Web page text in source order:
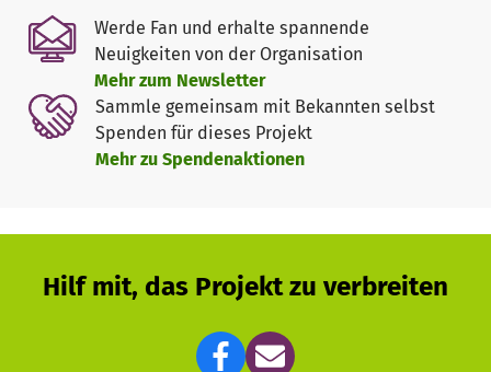
Vereinsgelände sowie in ausgewählten Naturcamps. Wir
bringen die Wikingerkultur direkt in unsere heimischen
Wälder.
Warum?
Kinder verlieren heute oft den Bezug zur Natur
und zu handwerklichen Fähigkeiten. Unser Projekt bietet
mehr als nur Geschichte:
Wir vermitteln Mut, Loyalität, Gastfreundschaft
hinauswachsen.
Gemeinschaft: Am Lagerfeuer sind alle gleich. Wir
fördern Teamgeist abseits von Leistungsdruck und
Werde Fan und erhalte spannende
Neuigkeiten von der Organisation
Mehr zum Newsletter
Sammle gemeinsam mit Bekannten selbst
Spenden für dieses Projekt
Mehr zu Spendenaktionen
Hilf mit, das Projekt zu verbreiten